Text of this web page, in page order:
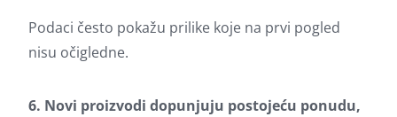
Podaci često pokažu prilike koje na prvi pogled
nisu očigledne.
6. Novi proizvodi dopunjuju postojeću ponudu,